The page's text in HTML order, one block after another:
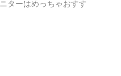
ターはめっちゃおすす